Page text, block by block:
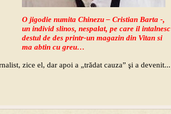
O jigodie numita Chinezu – Cristian Barta -,
un individ slinos, nespalat, pe care il intalnesc
destul de des printr-un magazin din Vitan si
ma abtin cu greu…
zice el, dar apoi a „trădat cauza” şi a devenit...